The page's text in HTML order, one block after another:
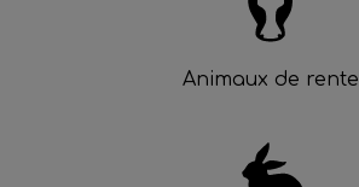
Animaux de rente